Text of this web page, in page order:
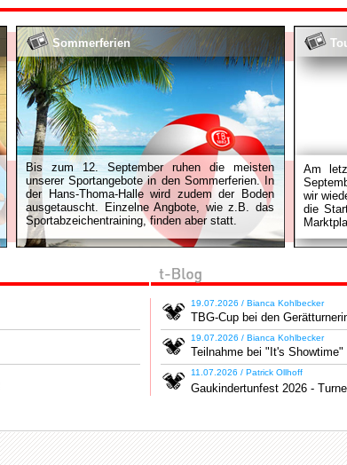
Sommerferien
Bis zum 12. September ruhen die meisten
unserer Sportangebote in den Sommerferien. In
der Hans-Thoma-Halle wird zudem der Boden
ausgetauscht. Einzelne Angbote, wie z.B. das
Sportabzeichentraining, finden aber statt.
Am
wir
die
19.07.2026 / Bianca Kohlbecker
TBG-Cup bei den
19.07.2026 / Bianca Kohlbecker
Teilnahme bei "It's Showtime"
11.07.2026 / Patrick Ollhoff
Gaukindertunfest 2026 -